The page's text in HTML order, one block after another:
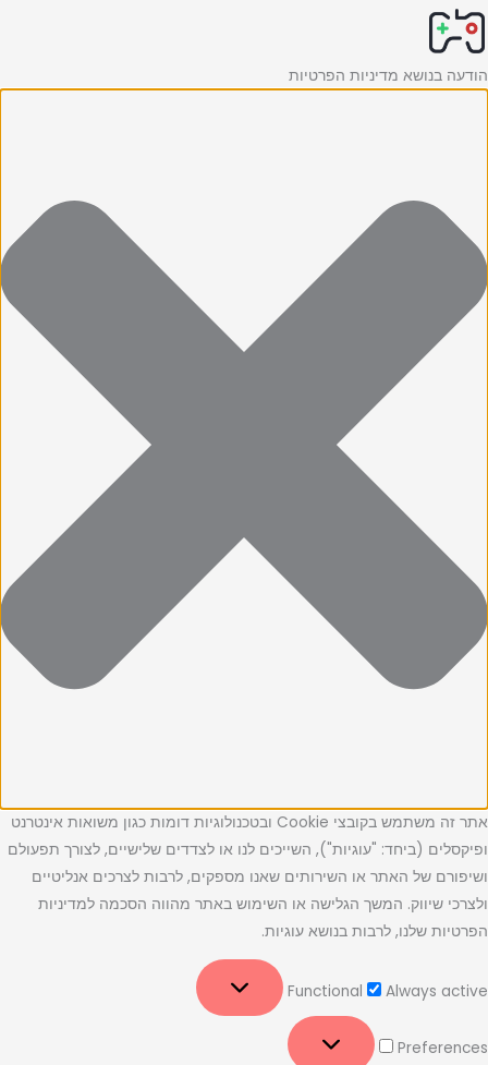
הודעה בנושא מדיניות הפרטיות
אתר זה משתמש בקובצי Cookie ובטכנולוגיות דומות כגון משואות אינטרנט
ופיקסלים (ביחד: "עוגיות"), השייכים לנו או לצדדים שלישיים, לצורך תפעולם
ושיפורם של האתר או השירותים שאנו מספקים, לרבות לצרכים אנליטיים
ולצרכי שיווק. המשך הגלישה או השימוש באתר מהווה הסכמה למדיניות
הפרטיות שלנו, לרבות בנושא עוגיות.
Functional Always active
Preferences
דילוג
לתוכן